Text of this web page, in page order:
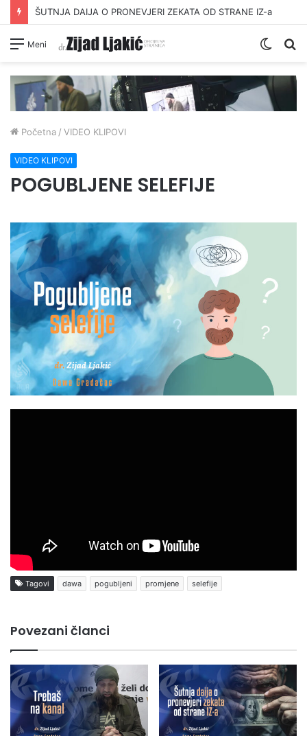
ŠUTNJA DAIJA O PRONEVJERI ZEKATA OD STRANE IZ-a
Meni
Switch
Početna / VIDEO KLIPOVI
VIDEO KLIPOVI
POGUBLJENE SELEFIJE
Tagovi dawa pogubljeni promjene selefije
Povezani članci